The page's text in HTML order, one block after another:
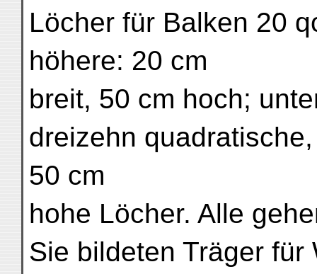
Löcher für Balken 20
höhere: 20 cm
breit, 50 cm hoch;
dreizehn
50 cm
hohe Löcher. Alle
Sie bildeten Träger